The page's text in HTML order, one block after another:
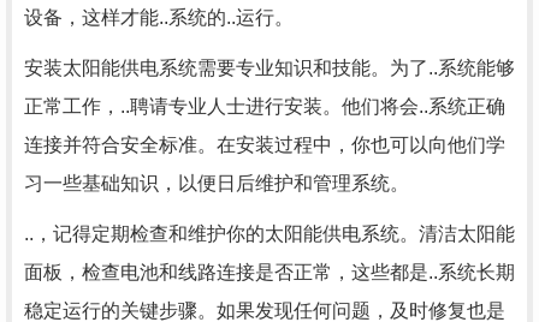
设备，这样才能..系统的..运行。
安装太阳能供电系统需要专业知识和技能。为了..系统能够
正常工作，..聘请专业人士进行安装。他们将会..系统正确
连接并符合安全标准。在安装过程中，你也可以向他们学
习一些基础知识，以便日后维护和管理系统。
..，记得定期检查和维护你的太阳能供电系统。清洁太阳能
面板，检查电池和线路连接是否正常，这些都是..系统长期
稳定运行的关键步骤。如果发现任何问题，及时修复也是